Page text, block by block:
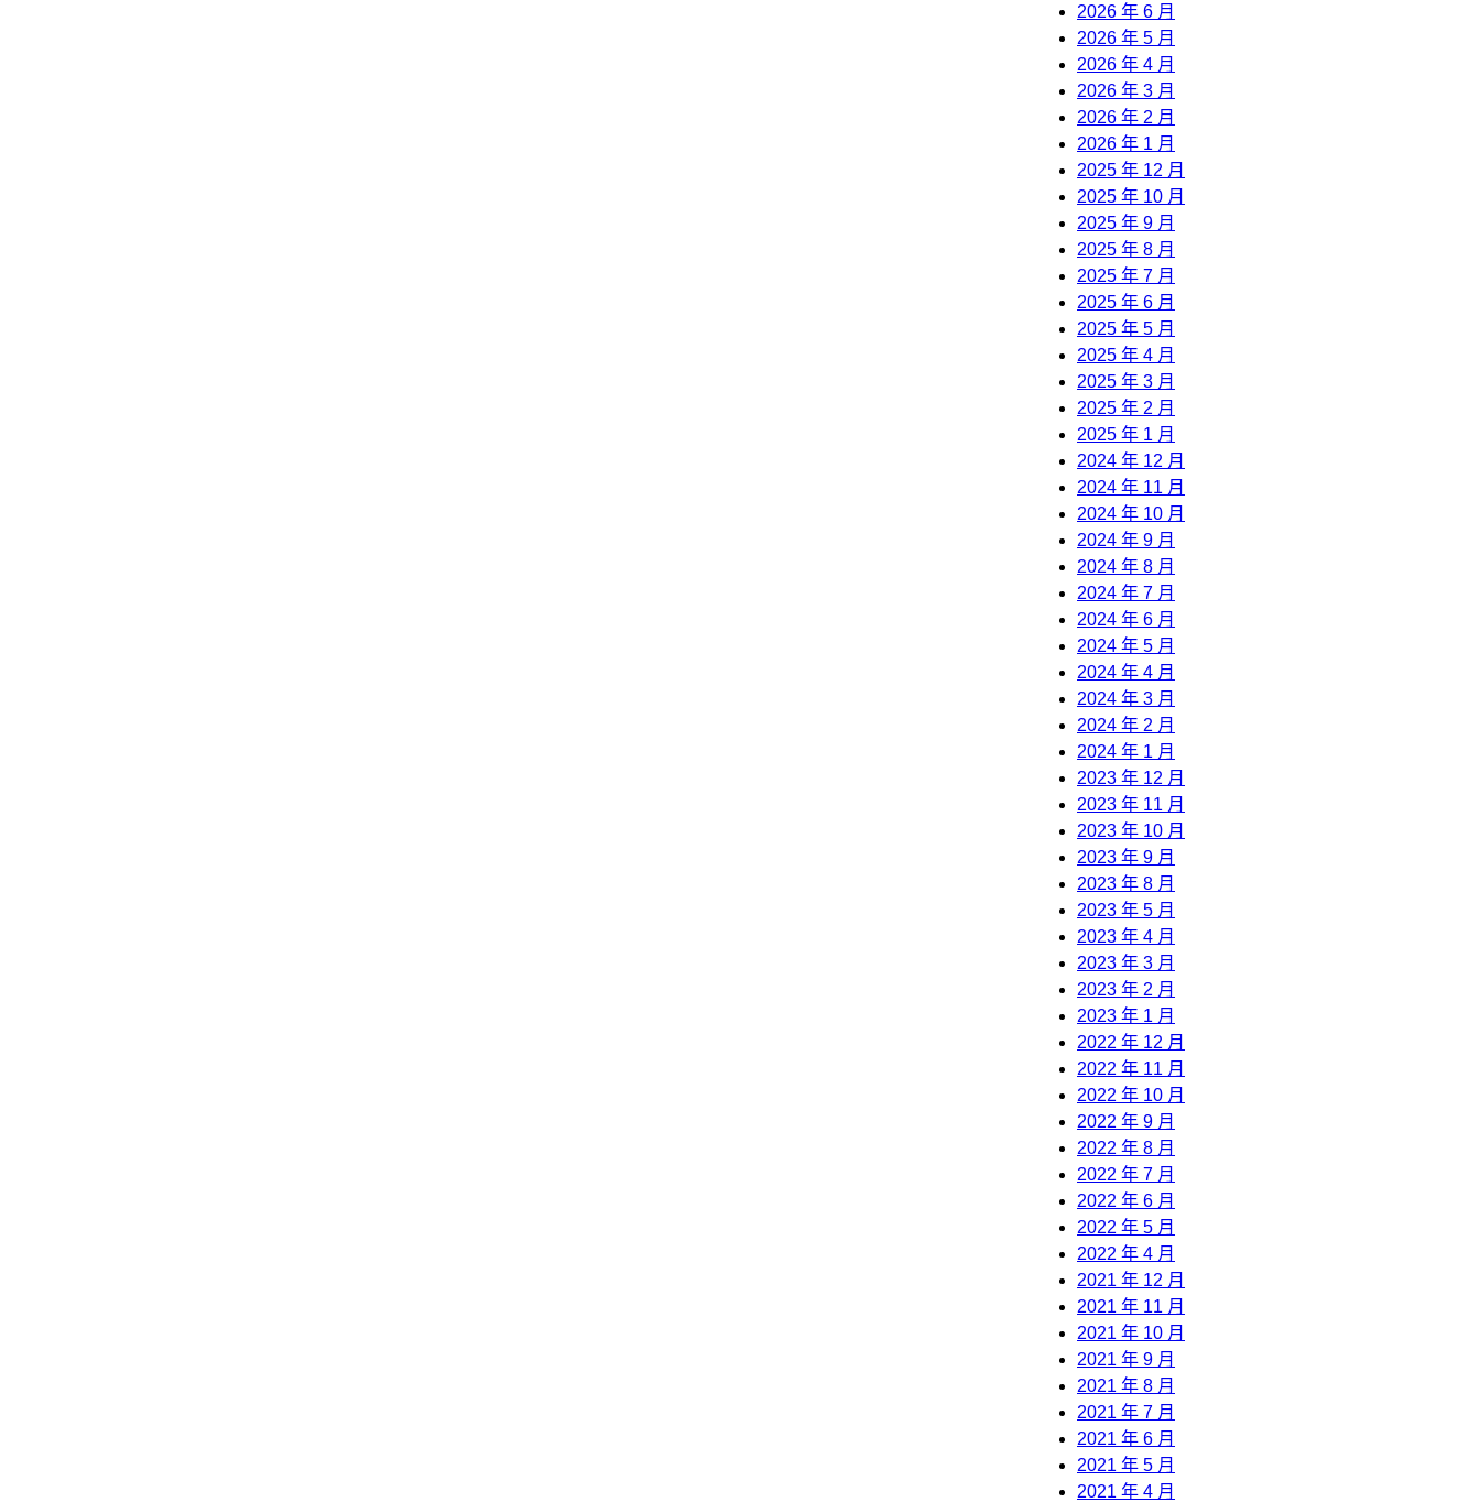
2026 年 6 月
2026 年 5 月
2026 年 4 月
2026 年 3 月
2026 年 2 月
2026 年 1 月
2025 年 12 月
2025 年 10 月
2025 年 9 月
2025 年 8 月
2025 年 7 月
2025 年 6 月
2025 年 5 月
2025 年 4 月
2025 年 3 月
2025 年 2 月
2025 年 1 月
2024 年 12 月
2024 年 11 月
2024 年 10 月
2024 年 9 月
2024 年 8 月
2024 年 7 月
2024 年 6 月
2024 年 5 月
2024 年 4 月
2024 年 3 月
2024 年 2 月
2024 年 1 月
2023 年 12 月
2023 年 11 月
2023 年 10 月
2023 年 9 月
2023 年 8 月
2023 年 5 月
2023 年 4 月
2023 年 3 月
2023 年 2 月
2023 年 1 月
2022 年 12 月
2022 年 11 月
2022 年 10 月
2022 年 9 月
2022 年 8 月
2022 年 7 月
2022 年 6 月
2022 年 5 月
2022 年 4 月
2021 年 12 月
2021 年 11 月
2021 年 10 月
2021 年 9 月
2021 年 8 月
2021 年 7 月
2021 年 6 月
2021 年 5 月
2021 年 4 月